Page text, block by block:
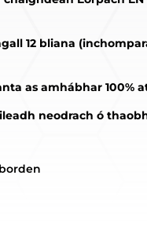
12 bliana
as amhábhar 100%
neodrach ó